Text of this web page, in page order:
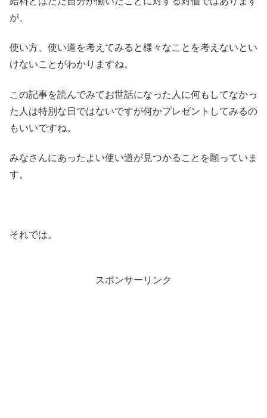
が、
使い方、使い道を考えてみると様々なことを考えないとい
けないことがわかりますね。
この記事を読んでみてお世話になった人に何も してなかっ
た人は特別な日ではないですが何かプレゼントしてみるの
もいいですね。
みなさんにあったよい使い道が見つかる ことを願っていま
す。
それでは。
スポンサーリンク